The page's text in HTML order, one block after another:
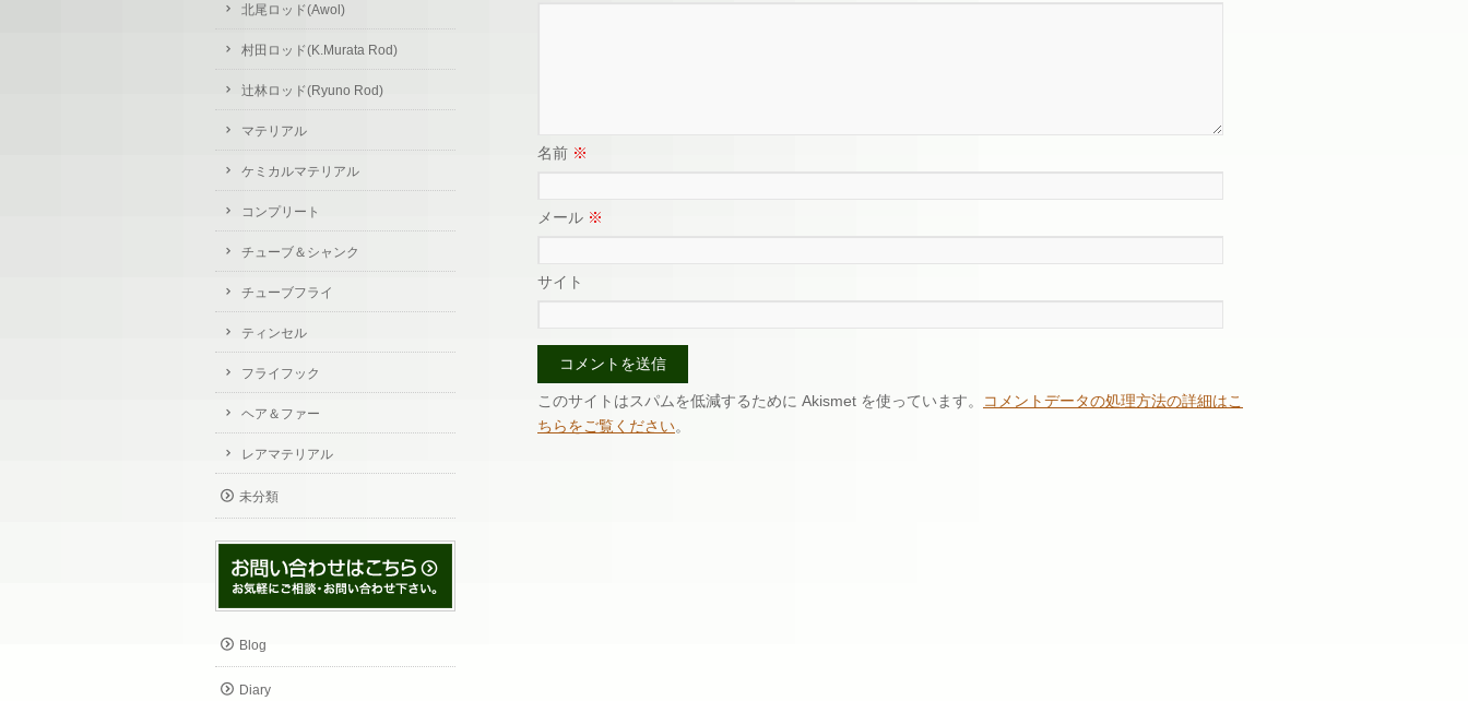
名前 ※
メール ※
サイト
このサイトはスパムを低減するために Akismet を使っています。
コメントデータの処理方法の詳細はこ
ちらをご覧ください。
北尾ロッド(Awol)
村田ロッド(K.Murata Rod)
辻林ロッド(Ryuno Rod)
マテリアル
ケミカルマテリアル
コンプリート
チューブ＆シャンク
チューブフライ
ティンセル
フライフック
ヘア＆ファー
レアマテリアル
未分類
Blog
Diary